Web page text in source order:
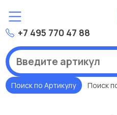
+7 495 770 47 88
Поиск по Артикулу Поиск